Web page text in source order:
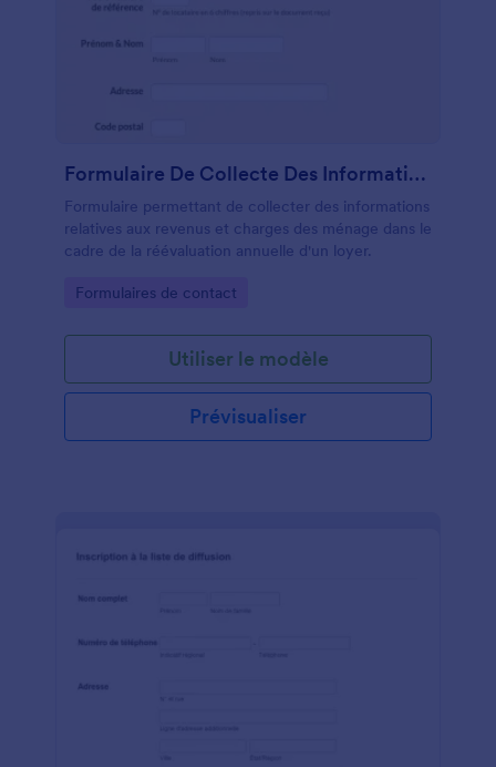
Formulaire De Collecte Des Informations Liées Aux Revenus
Formulaire permettant de collecter des informations
relatives aux revenus et charges des ménage dans le
cadre de la réévaluation annuelle d'un loyer.
Go to Category:
Formulaires de contact
Utiliser le modèle
Prévisualiser